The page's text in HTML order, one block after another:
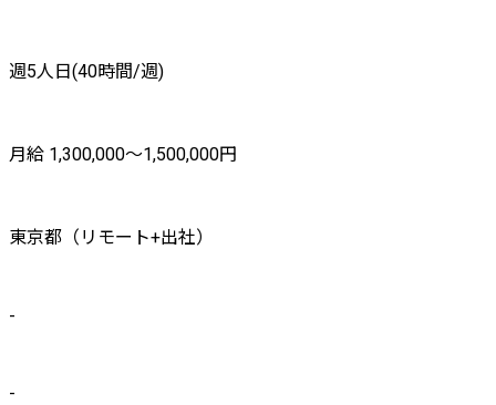
週5人日(40時間/週)
月給 1,300,000〜1,500,000円
東京都（リモート+出社）
-
-